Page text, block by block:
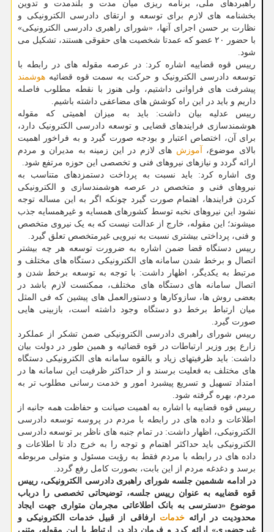
راهبردهای ملی، برنامه ریزی میان مدت و بلندمدت و تدوین
بخشنامه های لازم برای توسعه و ارتقای دادرسی الکترونیکی و
نظارت بر حسن اجرای آنها، «شورای راهبری دادرسی الکترونیکی»
با حضور ۲۰ عضو که عمدتا شخصیت های حقوقی هستند، تشکیل می
شود.
رییس قوه قضاییه اشاره کرد: در عرصه مقوله های در رابطه با
توسعه دادرسی الکترونیک و حرکت به سمت قوه قضائیه هوشمند
پیشرفت های فراوانی داشتیم، ولی هنوز با نقطه مطلوب فاصله
داریم و باید در این راه کوشش های مضاعفی داشته باشیم.
رییس عدلیه بیان داشت: باید به میزان اهمیتی که مقوله
هوشمندسازی فرایندهای قضایی و توسعه دادرسی الکترونیک دارد،
برای آن، اختصاص اعتبار و بودجه صورت گیرد و به فراخور اهمیت
بالای موضوع، آموزش های لازم در این زمینه به مدیران و مردم
ارائه گردد و نیازهای نیروهای فنی و تخصصی این حوزه مرتفع شود.
وی اشاره کرد: باید نسبت به پرداخت دستمزدهای متناسب به
نیروهای فنی و متخصص در عرصه هوشمندسازی و الکترونیکی
کردن فرایندها، اهتمام صورت گیرد چونکه اگر به این مساله توجه
نشود این نیروهای نخبه توسط کشورهای همسایه و غیرهمسایه جذب
میشوند؛ این مقوله، خارج از عدالت نیست که به یک نیروی متخصص
و فنی، پرداختی بیشتری نسبت به نیرویی غیرمتخصص تعلق گیرد.
رییس دستگاه قضا ضمن اشاره به ضرورت توسعه هر چه بیشتر
اتصال و برخط شدن سامانه های الکترونیکی دستگاه های مختلف و
مرتبط به یکدیگر، اظهار داشت: با توجه به توسعه برخط شدن و
اتصال سامانه های دستگاه های مختلف، ممکنست لازم باشد در
بعضی روش ها، سازوکارها و دستورالعمل های پیشین که فی المثل
میان ارتباط برخط دو دستگاه وجود داشته است، بازبینی هایی
صورت گیرد.
رییس شورای راهبری دادرسی الکترونیکی ضمن تشکر از عملکرد
زارع پور وزیر ارتباطات در قوه قضائیه و همین طور در دولت بیان
داشت: باید ظرفیتهای زیاد و بالقوه سامانه های الکترونیکی دستگاه
های مختلف به فعلیت برسند و از حداکثر ظرفیت این سامانه ها در
امتداد تسهیل و تسریع پیشبرد امور و خدمت رسانی مطلوب تر به
مردم، بهره گرفته شود.
رییس قوه قضاییه با اشاره به اهمیت صیانت و حفاظت همه جانبه از
اطلاعات و داده های در رابطه با مردم در پروسه توسعه دادرسی
الکترونیکی، اظهار داشت: در تمام جنبه های ناظر بر توسعه دادرسی
الکترونیکی باید حداکثر اهتمام و توجه را به خرج داد تا اطلاعات و
داده های در رابطه با مردم فقط به رؤیت مسئول و متولی مربوطه
برسد و دغدغه مردم از این بابت، بصورت کامل رفع گردد.
در ادامه ششمین جلسه شورای راهبری دادرسی الکترونیکی، رییس
قوه قضاییه به عنوان رییس جلسه، توضیحاتی تخصصی را درباب
موضوع «دسترسی به بانک اطلاعاتی مجرمان متواری جهت ایجاد
محدودیت در ارائهخدمات ارفاقی از قبیل خدمات الکترونیکی و
غیرحضوری» ارائه کرد و فرمان داد در ارتباط با این مقوله، متنی